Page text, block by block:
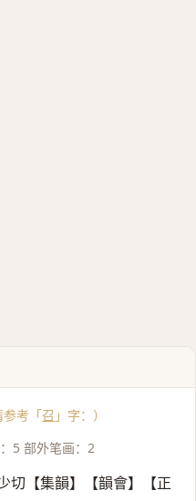
参考「召 」字：）
5 部外笔画：2
切【集韻】【韻會】【正